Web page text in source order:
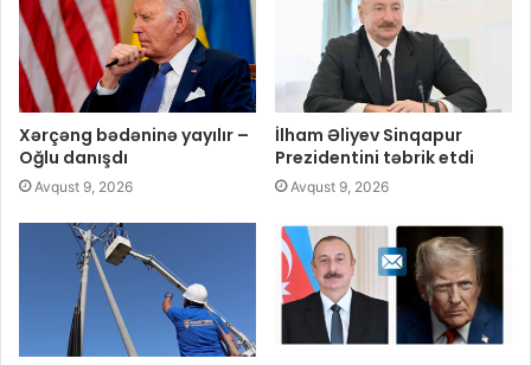
Xərçəng bədəninə yayılır –
Oğlu danışdı
Avqust 9, 2026
İlham Əliyev Sinqapur
Prezidentini təbrik etdi
Avqust 9, 2026